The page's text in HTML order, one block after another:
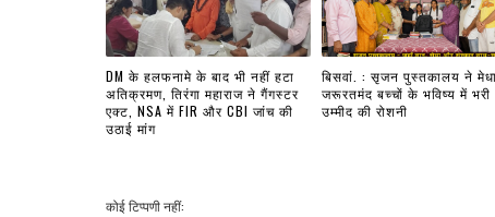
DM के हलफनामे के बाद भी नहीं हटा
अतिक्रमण, तिरंगा महाराज ने गैंगस्टर
एक्ट, NSA में FIR और CBI जांच की
उठाई मांग
बिसवां. : सृजन पुस्तकालय ने
जरूरतमंद बच्चों के भविष्य में भरी
उम्मीद की रोशनी
कोई टिप्पणी नहीं: